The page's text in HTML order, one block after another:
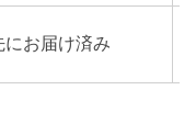
にお届け済み